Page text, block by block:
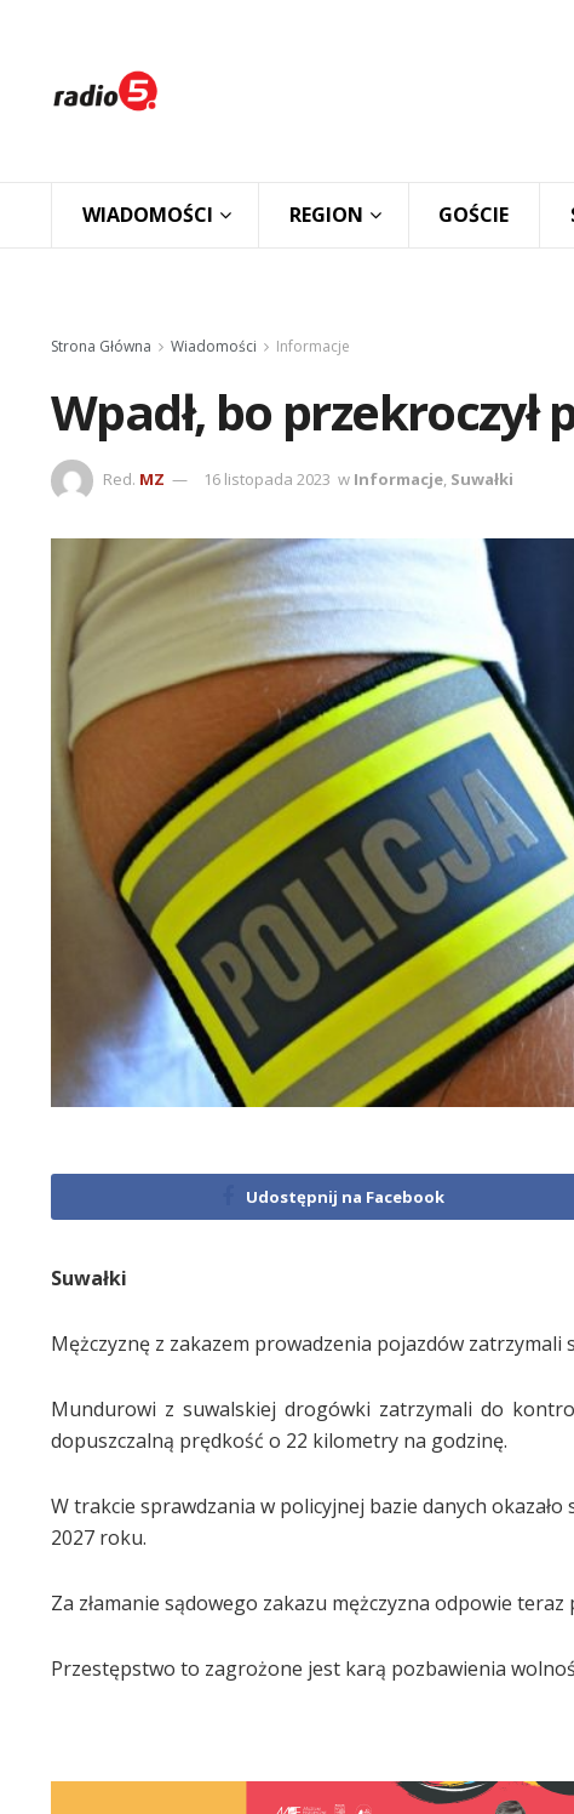
WIADOMOŚCI REGION GOŚCIE
Strona Główna Wiadomości Informacje
Wpadł, bo przekroczył
Red. MZ 16 listopada 2023 w Informacje, Suwałki
Udostępnij na Facebook
Suwałki
Mężczyznę z zakazem prowadzenia pojazdów zatrzymali
Mundurowi z suwalskiej drogówki zatrzymali do
dopuszczalną prędkość o 22 kilometry na godzinę.
W trakcie sprawdzania w policyjnej bazie danych
2027 roku.
Za złamanie sądowego zakazu mężczyzna odpowie teraz
Przestępstwo to zagrożone jest karą pozbawienia